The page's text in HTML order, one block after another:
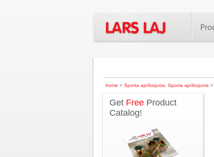
home > Sporta aprīkojums Sporta aprīkojums >
Get Free Product
Catalog!